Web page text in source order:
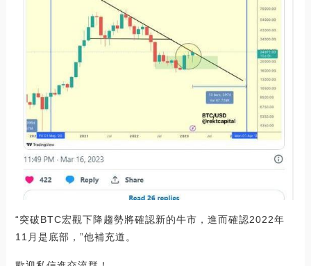
“突破BTC宏觀下降趨勢將確認新的牛市，進而確認2022年
11月是底部，”他補充道。